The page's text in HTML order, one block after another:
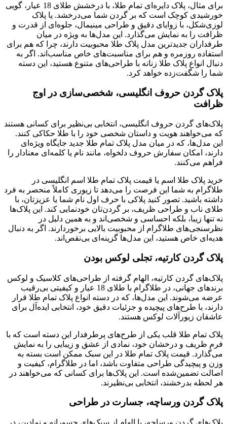
برای مثال، پلاک دایره‌ای تمام طلا، با درخشش طلای 18 عیار، گویی
خورشیدی کوچک است که بر گردن شما می‌درخشد. یا پلاک
لوزی‌شکل، با زوایای دقیق و طراحی مینیمال، جلوه‌ای از قدرت و
ظرافت را به نمایش می‌گذارد. این مدل‌ها به ‌ویژه در میان
طرفداران جدیدترین مدل پلاک طلا محبوبیت دارند، چرا که هم برای
استفاده روزمره و هم برای مناسبت‌های خاص مناسب‌اند. اگر به
دنبال انواع پلاک طلا زنانه با طراحی‌های متنوع هستید، این دسته
شما را شگفت‌زده خواهد کرد.
پلاک گردن حروف انگلیسی، شخصی‌سازی در اوج
ظرافت
پلاک‌های گردن حروف انگلیسی، انتخابی بی‌نظیر برای کسانی هستند
که می‌خواهند هویت و داستان شخصی خود را با طلا حکاکی کنند.
این مدل‌ها، که در میان مدل پلاک تمام طلا جدید جایگاه ویژه‌ای
دارند، امکان سفارش حروف دلخواه، مانند نام یا کلمه‌ای معنادار را
فراهم می‌کنند.
خرید پلاک طلا اسم یا قیمت پلاک تمام طلا اسم انگلیسی در
طلاگرام به شما این فرصت را می‌دهد تا زیوری کاملاً منحصر به ‌فرد
داشته باشید. تصور کنید پلاکی با حرف اول نام شما یا عزیزتان، با
طلای ناب و طراحی ظریف، بر گردن‌تان خودنمایی کند. این پلاک‌ها
نه تنها زیبا، بلکه احساسی و شخصی‌اند و به همین دلیل در
نظرسنجی‌های طلاگرام از محبوبیت بالایی برخوردارند. اگر به دنبال
هدیه‌ای خاص هستید، این مدل‌ها گزینه‌ای بی‌نقص‌اند.
پلاک گردن کارتیه، تجلی لوکس بودن
پلاک‌های گردن کارتیه، الهام‌ گرفته از طراحی‌های کلاسیک و لوکس
برندهای جهانی، در طلاگرام با طلای 18 عیار و کیفیتی بی‌رقیب
عرضه می‌شوند. این مدل‌ها، که در دسته انواع پلاک تمام طلا قرار
دارند، با طرح‌های پیچیده و جزئیات دقیق خود، انتخابی ایده‌آل برای
عاشقان زیورآلات لوکس هستند.
پلاک تمام طلا قلب یکی از طرح‌های پرطرفدار این دسته است که با
فرم ظریف و درخشان خود، نمادی از عشق و زیبایی را به نمایش
می‌گذارد. قیمت پلاک تمام طلا در این سبک ممکن است بسته به
وزن و پیچیدگی طراحی متفاوت باشد، اما در طلاگرام، کیفیت و
اصالت تضمین‌شده است. این پلاک‌ها برای کسانی که می‌خواهند در
هر لحظه بدرخشند، انتخابی بی‌نظیرند.
پلاک گردن ورساچه، جسارت در طراحی